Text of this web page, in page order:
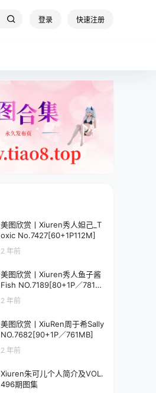
登录 快速注册
美图欣赏丨Xiuren秀人妲己_T
oxic No.7427[60+1P112M]
2 年前
美图欣赏丨Xiuren秀人鱼子酱
Fish NO.7189[80+1P／781M
2 年前
美图欣赏丨XiuRen周于希Sally
NO.7682[90+1P／761MB]
2 年前
Xiuren朱可儿个人简介及VOL.
496期图集